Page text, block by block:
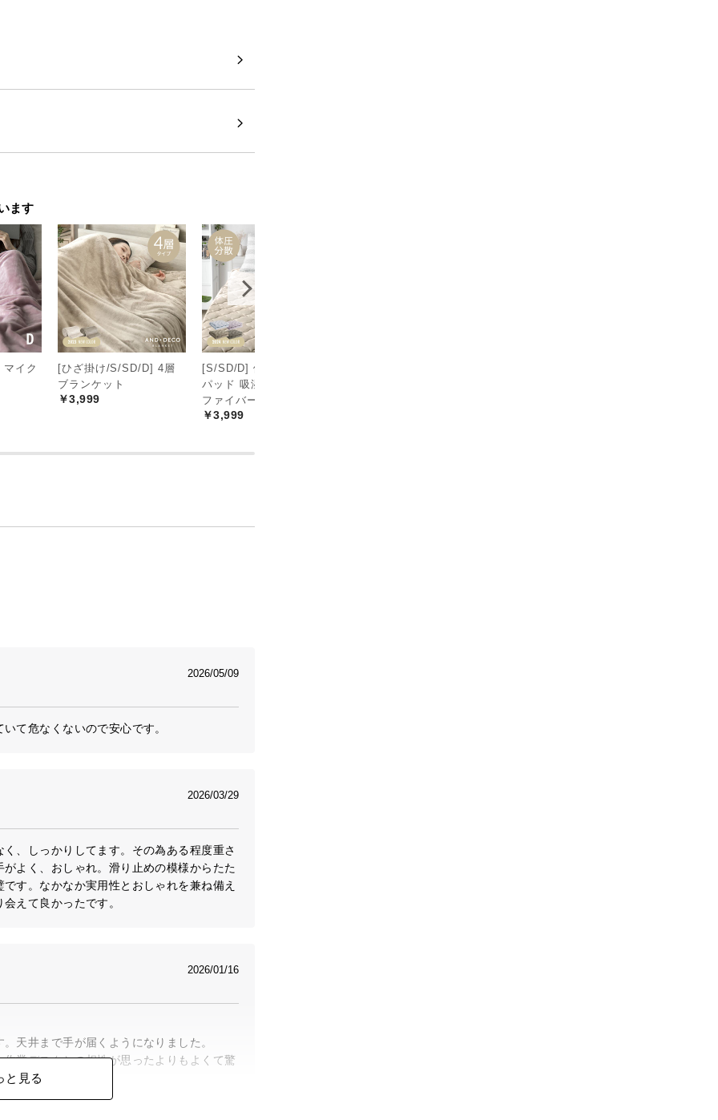
ます
イク
[ひざ掛け/S/SD/D] 4層
ブランケット
￥3,999
[S/SD/D] 体圧分散敷き
パッド 吸湿発熱マイクロ
ファイバー
￥3,999
2026/05/09
て危なくないので安心です。
2026/03/29
、しっかりしてます。その為ある程度重さ
よく、おしゃれ。滑り止めの模様からたた
す。なかなか実用性とおしゃれを兼ね備え
えて良かったです。
2026/01/16
天井まで手が届くようになりました。
業デスクとの相性が思ったよりもよくて驚
と見る